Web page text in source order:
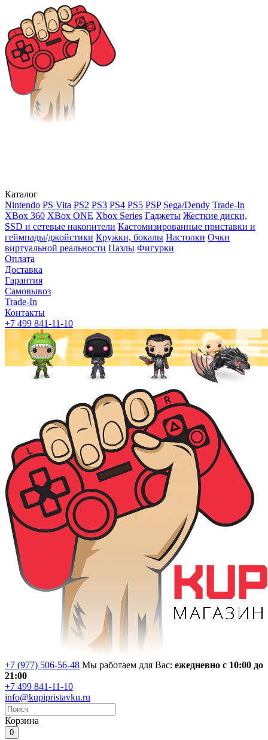
Каталог
Nintendo PS Vita PS2 PS3 PS4 PS5 PSP Sega/Dendy Trade-In
XBox 360 XBox ONE Xbox Series Гаджеты Жесткие диски,
SSD и сетевые накопители Кастомизированные приставки и
геймпады/джойстики Кружки, бокалы Настолки Очки
виртуальной реальности Пазлы Фигурки
Оплата
Доставка
Гарантия
Самовывоз
Trade-In
Контакты
+7 499 841-11-10
+7 (977) 506-56-48 Мы работаем для Вас: ежедневно с 10:00 до
21:00
+7 499 841-11-10
info@kupipristavku.ru
Корзина
0